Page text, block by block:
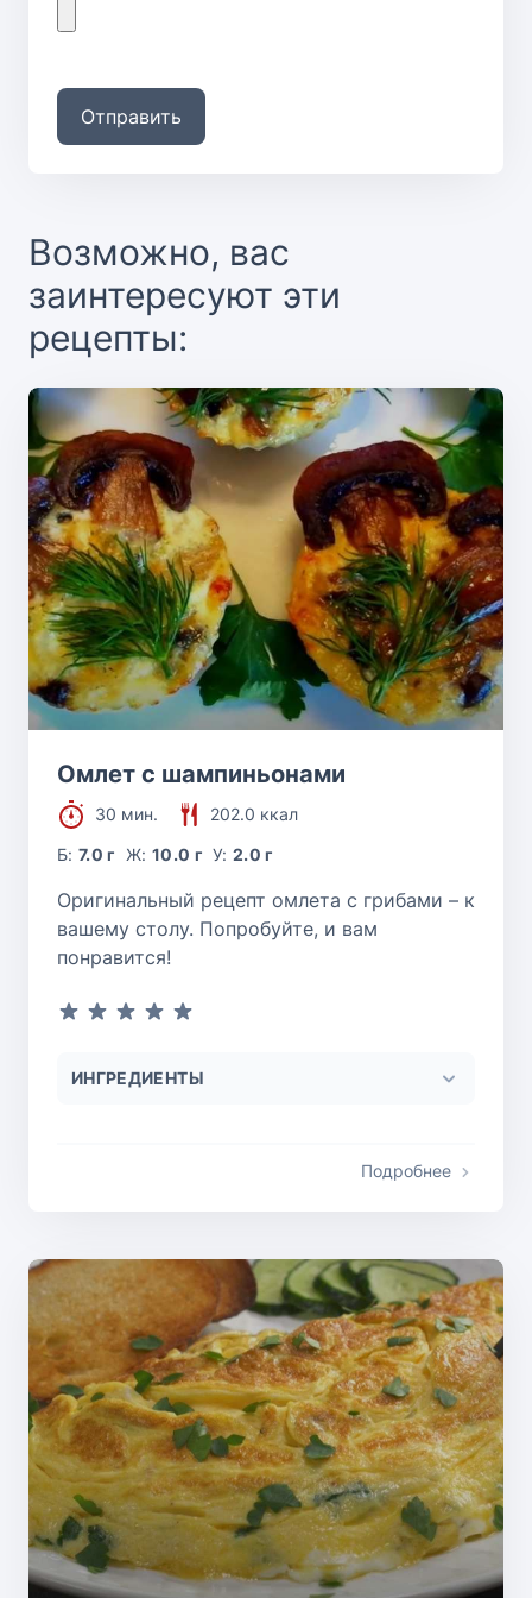
Отправить
Возможно, вас
заинтересуют эти
рецепты:
Омлет с шампиньонами
30 мин.
202.0 ккал
Б:7.0 г Ж: 10.0 г У:2.0 г
Оригинальный рецепт омлета с грибами – к
вашему столу. Попробуйте, и вам
понравится!
ИНГРЕДИЕНТЫ
Подробнее